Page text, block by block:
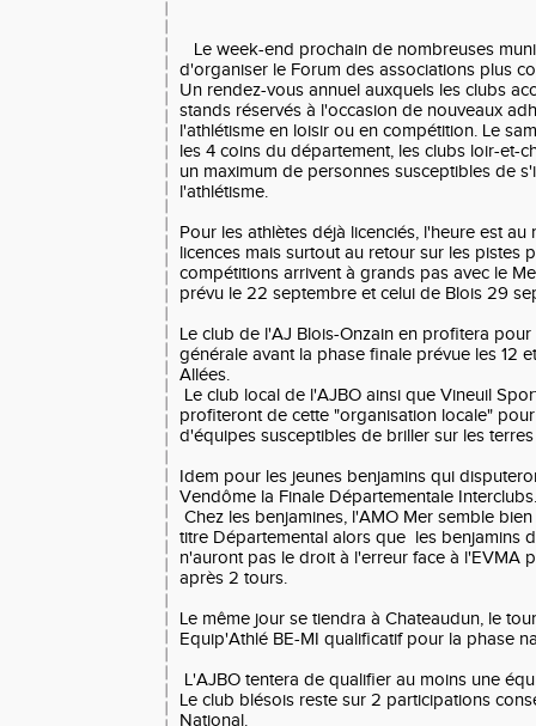
Le week-end prochain de nombreuses
d'organiser le Forum des associations plus
Un rendez-vous annuel auxquels les clubs
stands réservés à l'occasion de nouveaux
l'athlétisme en loisir ou en compétition. Le
les 4 coins du département, les clubs loir-et-
un maximum de personnes susceptibles de
l'athlétisme.
Pour les athlètes déjà licenciés, l'heure est au
licences mais surtout au retour sur les pistes
compétitions arrivent à grands pas avec le
prévu le 22 septembre et celui de Blois 29
Le club de l'AJ Blois-Onzain en profitera
générale avant la phase finale prévue les 12
Allées.
Le club local de l'AJBO ainsi que Vineuil
profiteront de cette "organisation locale"
d'équipes susceptibles de briller sur les
Idem pour les jeunes benjamins qui
Vendôme la Finale Départementale Interclubs.
Chez les benjamines, l'AMO Mer semble
titre Départemental alors que les benjamins
n'auront pas le droit à l'erreur face à l'EVMA
après 2 tours.
Le même jour se tiendra à Chateaudun, le
Equip'Athlé BE-MI qualificatif pour la phase
L'AJBO tentera de qualifier au moins une
Le club blésois reste sur 2 participations
National.